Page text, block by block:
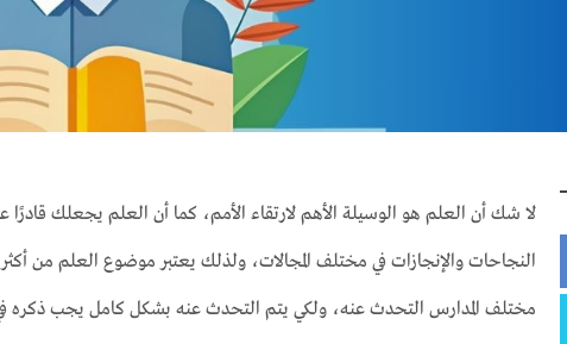
لا شك أن العلم هو الوسيلة الأهم لارتقاء الأمم، كما أن العلم يجعلك
النجاحات والإنجازات في مختلف المجالات، ولذلك يعتبر موضوع العلم من
مختلف المدارس التحدث عنه، ولكي يتم التحدث عنه بشكل كامل يجب ذكره في